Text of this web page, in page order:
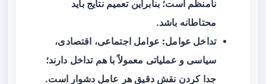
نامنظم است؛ بنابراین تعمیم نتایج باید
محتاطانه باشد.
تداخل عوامل: عوامل اجتماعی، اقتصادی،
سیاسی و عملیاتی معمولاً با هم تداخل دارند؛
جدا کردن نقش دقیقِ هر عامل دشوار است.